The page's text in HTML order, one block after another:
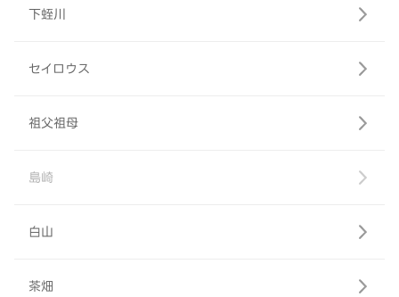
下蛭川
セイロウス
祖父祖母
島崎
白山
茶畑